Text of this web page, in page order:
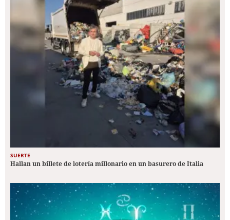
SUERTE
Hallan un billete de lotería millonario en un basurero de Italia